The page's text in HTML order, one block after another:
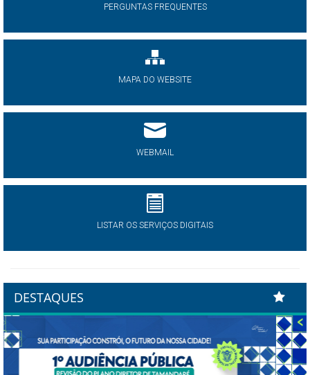
PERGUNTAS FREQUENTES
MAPA DO WEBSITE
WEBMAIL
LISTAR OS SERVIÇOS DIGITAIS
DESTAQUES